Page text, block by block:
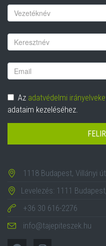
Keresztnév
Vezetéknév
Email
cím
Adatvédelem
Az adatvédelmi
adataim kezeléséhez.
1118 Budapest, Villányi
Levelezés: 1111
+36 30 616-2276
info@tajepiteszek.hu